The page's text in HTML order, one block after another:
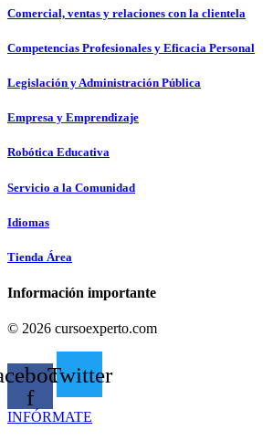
Comercial, ventas y relaciones con la clientela
Competencias Profesionales y Eficacia Personal
Legislación y Administración Pública
Empresa y Emprendizaje
Robótica Educativa
Servicio a la Comunidad
Idiomas
Tienda Área
Información importante
© 2026 cursoexperto.com
f
Twitter
INFÓRMATE